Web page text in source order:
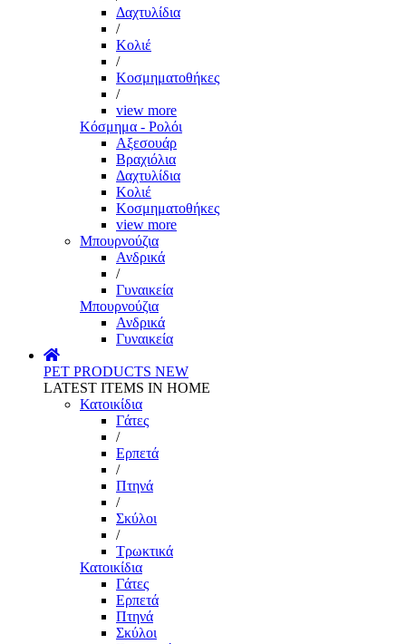
Δαχτυλίδια
/
Κολιέ
/
Κοσμηματοθήκες
/
view more
Κόσμημα - Ρολόι
Αξεσουάρ
Βραχιόλια
Δαχτυλίδια
Κολιέ
Κοσμηματοθήκες
view more
Μπουρνούζια
Ανδρικά
/
Γυναικεία
Μπουρνούζια
Ανδρικά
Γυναικεία
PET PRODUCTS NEW
LATEST ITEMS IN HOME
Κατοικίδια
Γάτες
/
Ερπετά
/
Πτηνά
/
Σκύλοι
/
Τρωκτικά
Κατοικίδια
Γάτες
Ερπετά
Πτηνά
Σκύλοι